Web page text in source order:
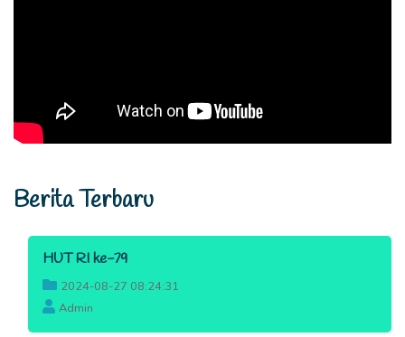
Berita Terbaru
HUT RI ke-79
2024-08-27 08:24:31
Admin